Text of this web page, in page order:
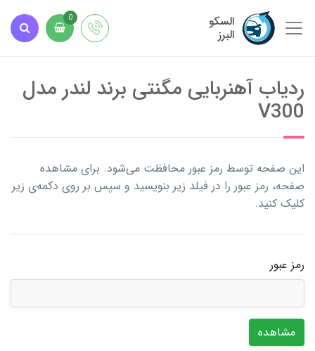
السکو
البرز
0
ردیاب آهنربایی مگنتی برند لندر مدل
V300
این صفحه توسط رمز عبور محافظت می‌شود. برای مشاهده
صفحه، رمز عبور را در فیلد زیر بنویسید و سپس بر روی دکمه‌ی زیر
کلیک کنید.
رمز عبور
مشاهده